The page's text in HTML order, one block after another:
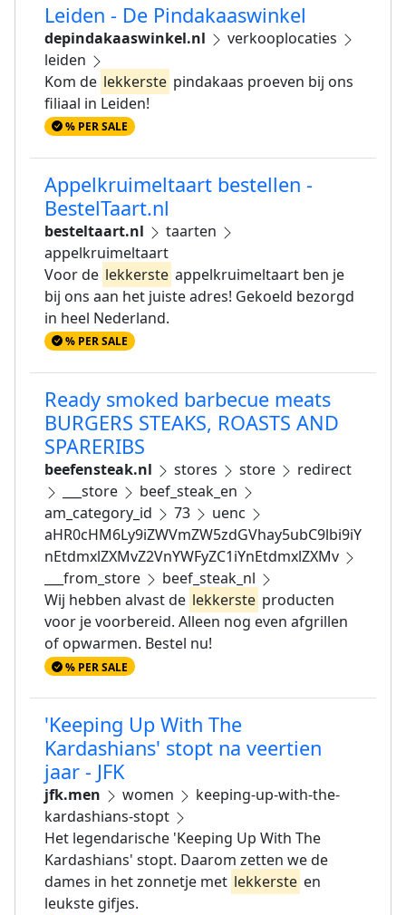
Leiden - De Pindakaaswinkel
depindakaaswinkel.nl
verkooplocaties
leiden
Kom de lekkerste pindakaas proeven bij ons
filiaal in Leiden!
% PER SALE
Appelkruimeltaart bestellen -
BestelTaart.nl
besteltaart.nl
taarten
appelkruimeltaart
Voor de lekkerste appelkruimeltaart ben je
bij ons aan het juiste adres! Gekoeld bezorgd
in heel Nederland.
% PER SALE
Ready smoked barbecue meats
BURGERS STEAKS, ROASTS AND
SPARERIBS
beefensteak.nl stores store
redirect
___store
beef_steak_en
am_category_id
73
uenc
aHR0cHM6Ly9iZWVmZW5zdGVhay5ubC9lbi9iY
nEtdmxlZXMvZ2VnYWFyZC1iYnEtdmxlZXMv
___from_store
beef_steak_nl
Wij hebben alvast de lekkerste producten
voor je voorbereid. Alleen nog even afgrillen
of opwarmen. Bestel nu!
% PER SALE
'Keeping Up With The
Kardashians' stopt na veertien
jaar - JFK
jfk.men women
keeping-up-with-the-
kardashians-stopt
Het legendarische 'Keeping Up With The
Kardashians' stopt. Daarom zetten we de
dames in het zonnetje met lekkerste en
leukste gifjes.